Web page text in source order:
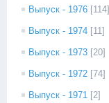
Выпуск - 1976 [114]
Выпуск - 1974 [11]
Выпуск - 1973 [20]
Выпуск - 1972 [74]
Выпуск - 1971 [2]